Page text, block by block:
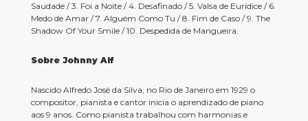
Saudade / 3. Foi a Noite / 4. Desafinado / 5. Valsa de Eurídice / 6.
Medo de Amar / 7. Alguém Como Tu / 8. Fim de Caso / 9. The
Shadow Of Your Smile / 10. Despedida de Mangueira.
Sobre Johnny Alf
Nascido Alfredo José da Silva, no Rio de Janeiro em 1929 o
compositor, pianista e cantor inicia o aprendizado de piano
aos 9 anos. Como pianista trabalhou com harmonias e